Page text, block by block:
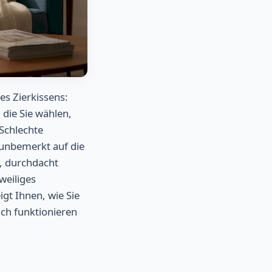
Zierkissens:
Sie wählen,
auf die
durchdacht
Ihnen, wie Sie
funktionieren